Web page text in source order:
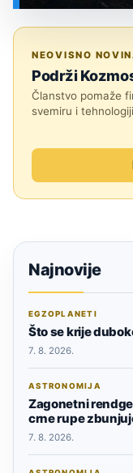
NEOVISNO
Podrži
Članstvo pomaže
svemiru i
Najnovije
EGZOPLANETI
Što se krije
7. 8. 2026.
ASTRONOMIJA
Zagonetni
crne rupe
7. 8. 2026.